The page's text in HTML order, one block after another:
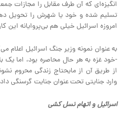
تسلیم شده و خود یا شهرش را تحویل
امروزه اسرائیل خیلی هم بی‌پروایانه این
به عنوان نمونه وزیر جنگ اسرائیل اعلام
-خود غزه به هر حال محاصره بود، اما یک
از طریق آن از مایحتاج زندگی محروم
وارد جنایتی تحت عنوان جنایت گرسنگی
اسرائیل و اتهام نسل کشی